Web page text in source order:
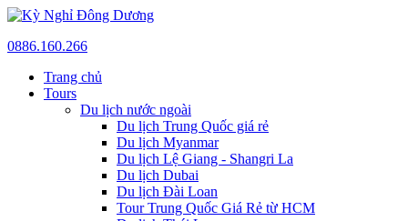
0886.160.266
Trang chủ
Tours
Du lịch nước ngoài
Du lịch Trung Quốc giá rẻ
Du lịch Myanmar
Du lịch Lệ Giang - Shangri La
Du lịch Dubai
Du lịch Đài Loan
Tour Trung Quốc Giá Rẻ từ HCM